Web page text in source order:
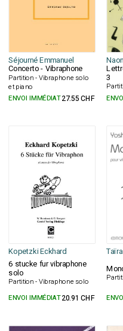
Séjourné Emmanuel
Concerto - Vibraphone
Partition - Vibraphone solo
et piano
3
ENVOI IMMÉDIAT27.55 CHF
Kopetzki Eckhard
6 stucke fur vibraphone
solo
Partition - Vibraphone solo
ENVOI IMMÉDIAT20.91 CHF